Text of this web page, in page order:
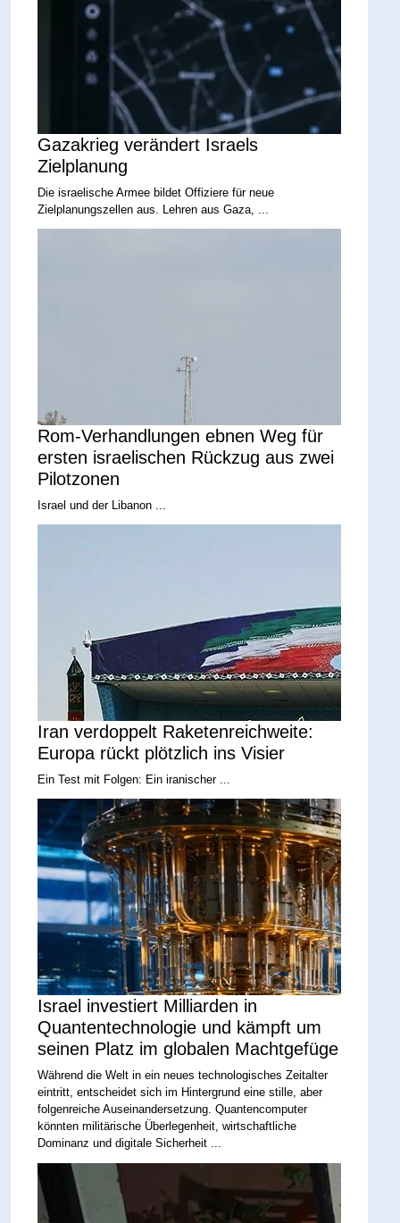
Gazakrieg verändert Israels
Zielplanung
Die israelische Armee bildet Offiziere für neue
Zielplanungszellen aus. Lehren aus Gaza, ...
Rom-Verhandlungen ebnen Weg für
ersten israelischen Rückzug aus zwei
Pilotzonen
Israel und der Libanon ...
Iran verdoppelt Raketenreichweite:
Europa rückt plötzlich ins Visier
Ein Test mit Folgen: Ein iranischer ...
Israel investiert Milliarden in
Quantentechnologie und kämpft um
seinen Platz im globalen Machtgefüge
Während die Welt in ein neues technologisches Zeitalter
eintritt, entscheidet sich im Hintergrund eine stille, aber
folgenreiche Auseinandersetzung. Quantencomputer
könnten militärische Überlegenheit, wirtschaftliche
Dominanz und digitale Sicherheit ...